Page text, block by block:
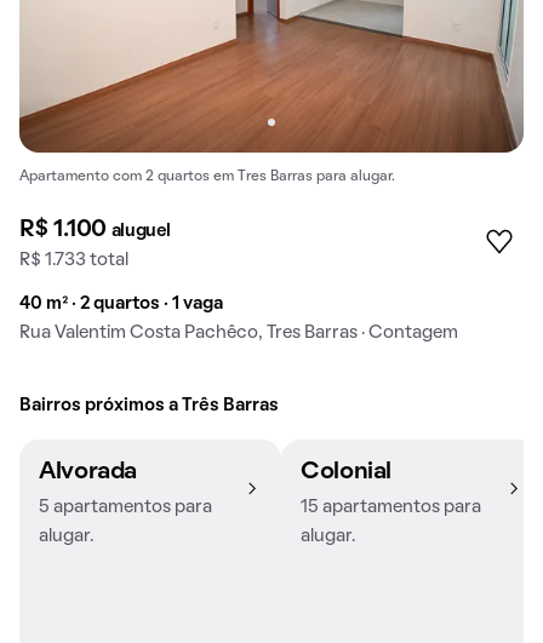
Apartamento com 2 quartos em Tres Barras para alugar.
R$ 1.100 aluguel
R$ 1.733 total
40 m² · 2 quartos · 1 vaga
Rua Valentim Costa Pachêco, Tres Barras · Contagem
Bairros próximos a Três Barras
Alvorada
5 apartamentos para
alugar.
Colonial
15 apartamentos para
alugar.